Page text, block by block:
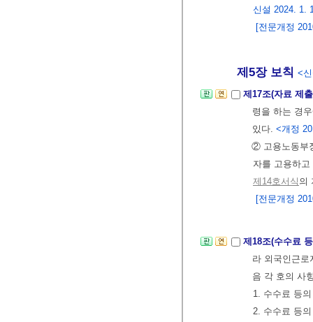
신설 2024. 1.
[전문개정
제5장 보칙 <
제17조(자료 제
령을 하는 경
있다. <개정
② 고용노동부
자를 고용하
제14호서식 의
[전문개정
제18조(수수료
라 외국인근
음 각 호의 사
1. 수수료 등
2. 수수료 등